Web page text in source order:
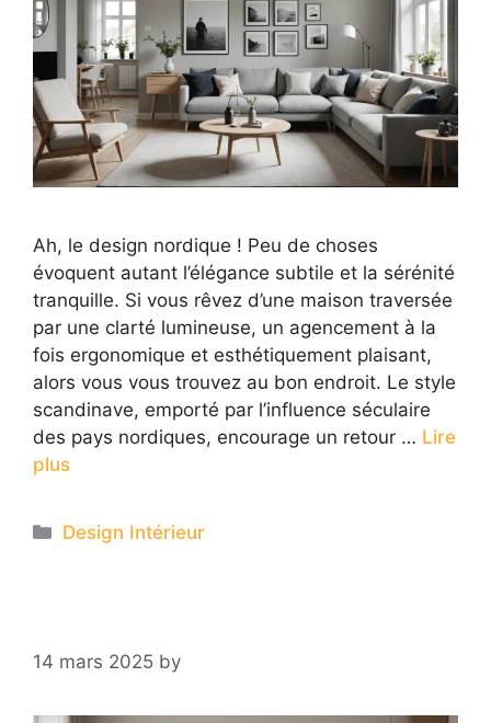
Ah, le design nordique ! Peu de choses
évoquent autant l’élégance subtile et la sérénité
tranquille. Si vous rêvez d’une maison traversée
par une clarté lumineuse, un agencement à la
fois ergonomique et esthétiquement plaisant,
alors vous vous trouvez au bon endroit. Le style
scandinave, emporté par l’influence séculaire
des pays nordiques, encourage un retour … Lire
plus
Categories
Design Intérieur
14 mars 2025 by